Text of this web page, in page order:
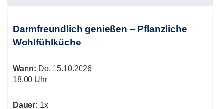
Darmfreundlich genießen – Pflanzliche
Wohlfühlküche
Wann: Do. 15.10.2026
18.00 Uhr
Dauer: 1x